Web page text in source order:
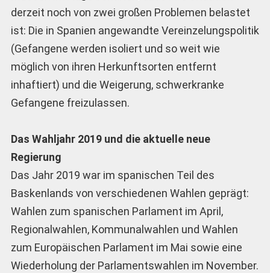
derzeit noch von zwei großen Problemen belastet
ist: Die in Spanien angewandte Vereinzelungspolitik
(Gefangene werden isoliert und so weit wie
möglich von ihren Herkunftsorten entfernt
inhaftiert) und die Weigerung, schwerkranke
Gefangene freizulassen.
Das Wahljahr 2019 und die aktuelle neue
Regierung
Das Jahr 2019 war im spanischen Teil des
Baskenlands von verschiedenen Wahlen geprägt:
Wahlen zum spanischen Parlament im April,
Regionalwahlen, Kommunalwahlen und Wahlen
zum Europäischen Parlament im Mai sowie eine
Wiederholung der Parlamentswahlen im November.